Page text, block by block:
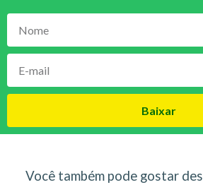
Baixar
Você também pode gostar